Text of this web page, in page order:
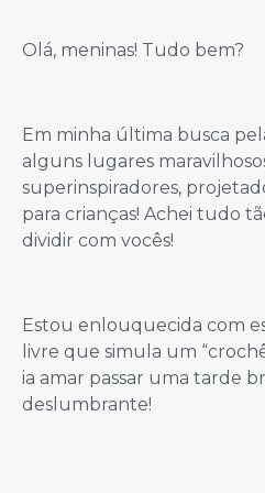
Olá, meninas! Tudo bem?
Em minha última busca
alguns lugares
superinspiradores,
para crianças! Achei tudo
dividir com vocês!
Estou enlouquecida com
livre que simula um
ia amar passar uma tarde
deslumbrante!